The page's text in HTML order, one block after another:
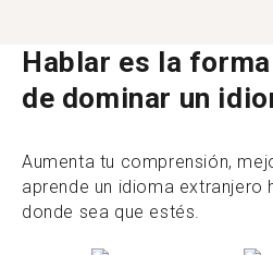
Hablar es la
de dominar un
Aumenta tu comprensión,
aprende un idioma extranjero
donde sea que estés.